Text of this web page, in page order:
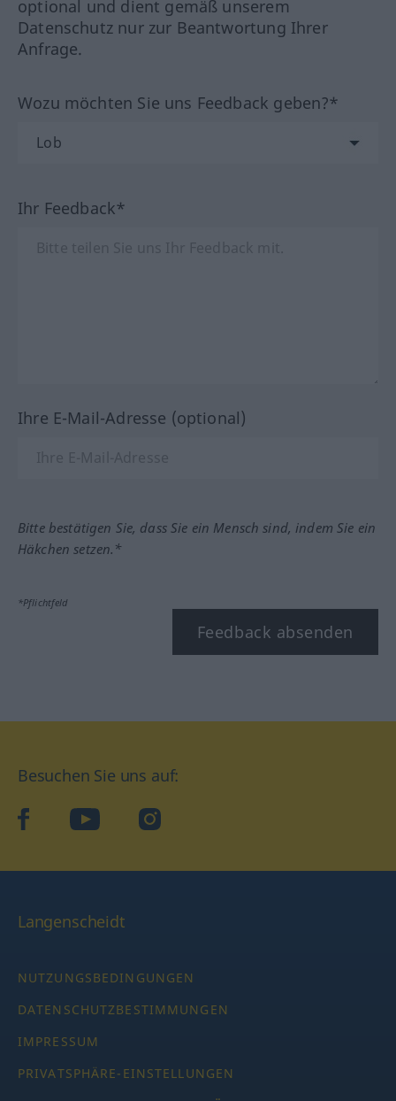
optional und dient gemäß unserem
Datenschutz nur zur Beantwortung Ihrer
Anfrage.
Wozu möchten Sie uns Feedback geben?*
Ihr Feedback*
Ihre E-Mail-Adresse (optional)
Bitte bestätigen Sie, dass Sie ein Mensch sind, indem Sie ein
Häkchen setzen.*
*Pflichtfeld
Feedback absenden
Besuchen Sie uns auf:
facebookYouTube Instagram
Langenscheidt
NUTZUNGSBEDINGUNGEN
DATENSCHUTZBESTIMMUNGEN
IMPRESSUM
PRIVATSPHÄRE-EINSTELLUNGEN